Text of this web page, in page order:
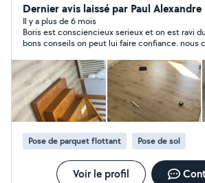
votre demande privée comme « lue »
m'autorise pas à répondre, notamment
mauvaise catégorie ou de secteur non
cas, appelez-moi directement via le
mon profil ou mon site internet. Tonte et entretien
régulier Taille de haies et d'arbustes Débroussaillage et
remise en état Désherbage et entretien des massifs
Nettoyage des allées et terrasses Ramassage et
évacuation des déchets verts
ou régulières, travail soigné et devis clair.
complémentaires sur demande : petits
manutention, nettoyage ou besoin
Demande étudiée directement ou
Dernier avis laissé par Paul
Il y a plus de 6 mois
Boris est consciencieux serieux et on est ravi
bons conseils on peut lui faire confiance. nous
Pose de parquet flottant Pose de sol
Voir le profil